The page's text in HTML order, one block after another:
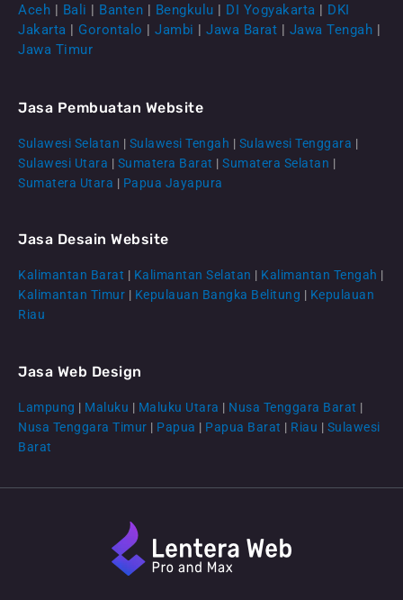
CS Lenteraweb
Aceh | Bali | Banten | Bengkulu | DI Yogyakarta | DKI
Jakarta | Gorontalo | Jambi | Jawa Barat | Jawa Tengah |
Jawa Timur
Jasa Pembuatan Website
Sulawesi Selatan | Sulawesi Tengah | Sulawesi Tenggara |
Sulawesi Utara | Sumatera Barat | Sumatera Selatan |
Sumatera Utara | Papua Jayapura
Jasa Desain Website
Kalimantan Barat | Kalimantan Selatan | Kalimantan Tengah |
Kalimantan Timur | Kepulauan Bangka Belitung | Kepulauan
Riau
Jasa Web Design
Lampung | Maluku | Maluku Utara | Nusa Tenggara Barat |
Nusa Tenggara Timur | Papua | Papua Barat | Riau | Sulawesi
Barat